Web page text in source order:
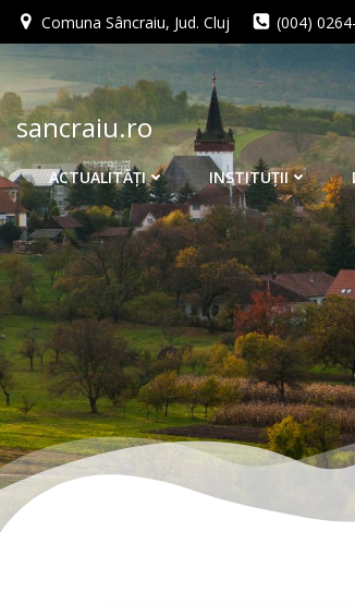
Skip
to
content
Comuna Sâncraiu, Jud. Cluj (004)
sancraiu.ro
ACTUALITĂŢI INSTITUŢII